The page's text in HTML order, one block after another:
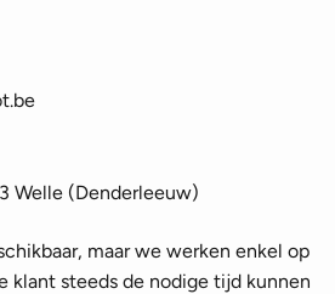
Welle (Denderleeuw)
maar we werken enkel op
klant steeds de nodige tijd kunnen